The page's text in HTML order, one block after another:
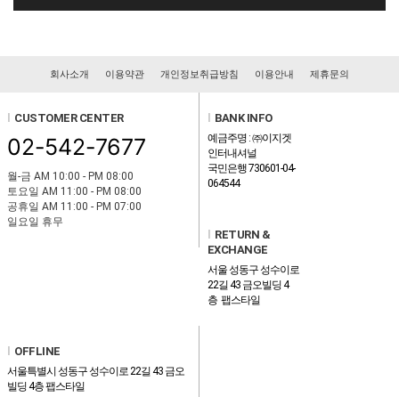
회사소개 이용약관 개인정보취급방침 이용안내 제휴문의
l CUSTOMER CENTER
02-542-7677
월-금 AM 10:00 - PM 08:00
토요일 AM 11:00 - PM 08:00
공휴일 AM 11:00 - PM 07:00
일요일 휴무
l BANK INFO
예금주명 : ㈜이지겟
인터내셔널
국민은행 730601-04-
064544
l RETURN &
EXCHANGE
서울 성동구 성수이로
22길 43 금오빌딩 4
층 팹스타일
l OFFLINE
서울특별시 성동구 성수이로 22길 43 금오
빌딩 4층 팹스타일